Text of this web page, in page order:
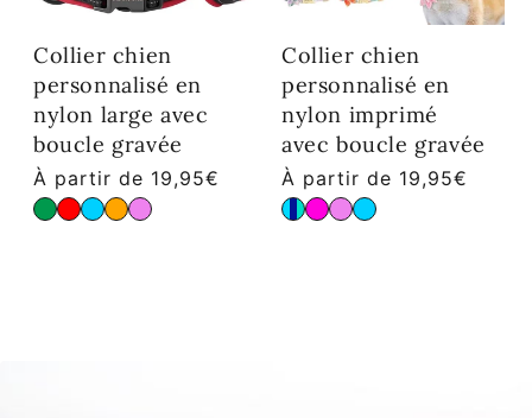
Collier chien
personnalisé en
nylon large avec
boucle gravée
Prix habituel
À partir de 19,95€
Collier chien
personnalisé en
nylon imprimé
avec boucle gravée
Prix habituel
À partir de 19,95€